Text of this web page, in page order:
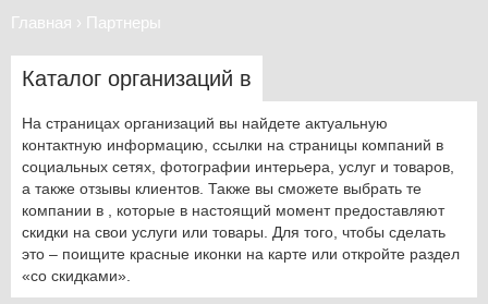
Главная › Партнеры
Каталог организаций в
На страницах организаций вы найдете актуальную
контактную информацию, ссылки на страницы компаний в
социальных сетях, фотографии интерьера, услуг и товаров,
а также отзывы клиентов. Также вы сможете выбрать те
компании в , которые в настоящий момент предоставляют
скидки на свои услуги или товары. Для того, чтобы сделать
это – поищите красные иконки на карте или откройте раздел
«со скидками».